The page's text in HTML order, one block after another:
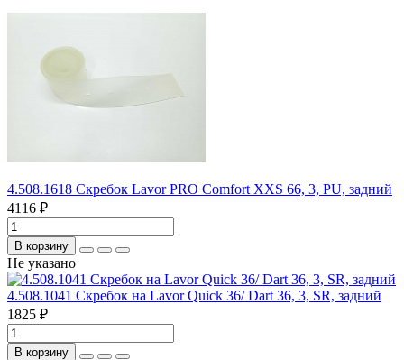
4.508.1618 Скребок Lavor PRO Comfort XXS 66, 3, PU, задний
4116 ₽
В корзину
Не указано
4.508.1041 Скребок на Lavor Quick 36/ Dart 36, 3, SR, задний
1825 ₽
В корзину